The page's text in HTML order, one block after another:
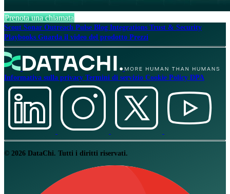
Prenota una chiamata
Scout Sonar Outreach Pulse Blog Integrations Trust & Security
Playbooks Guarda il video del prodotto Prezzi
Informativa sulla privacy Termini di servizio Cookie Policy DPA
© 2026 DataChi. Tutti i diritti riservati.